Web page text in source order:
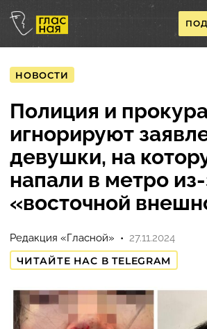
НОВОСТИ
Полиция и
игнорируют
девушки, на
напали в метро
«восточной
Редакция «Гласной»
27.11.2024
ЧИТАЙТЕ НАС В TELEGRAM